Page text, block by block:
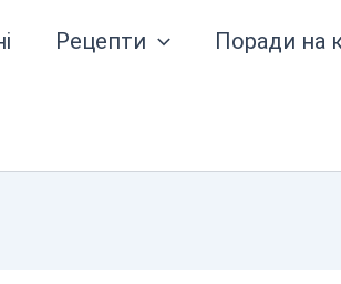
Рецепти Поради на